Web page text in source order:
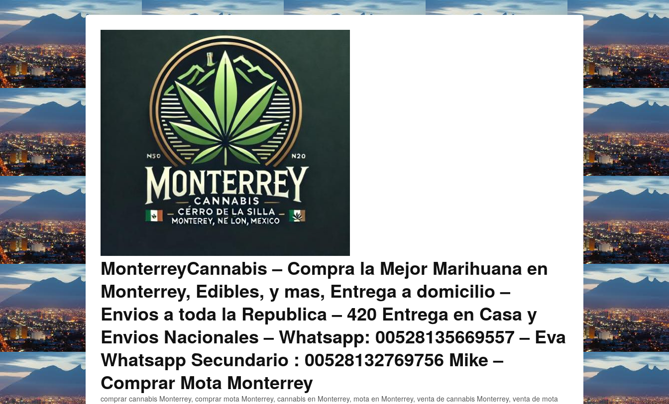
MonterreyCannabis – Compra la Mejor Marihuana en
Monterrey, Edibles, y mas, Entrega a domicilio –
Envios a toda la Republica – 420 Entrega en Casa y
Envios Nacionales – Whatsapp: 00528135669557 – Eva
Whatsapp Secundario : 00528132769756 Mike –
Comprar Mota Monterrey
comprar cannabis Monterrey, comprar mota Monterrey, cannabis en Monterrey, mota en Monterrey, venta de cannabis Monterrey, venta de mota